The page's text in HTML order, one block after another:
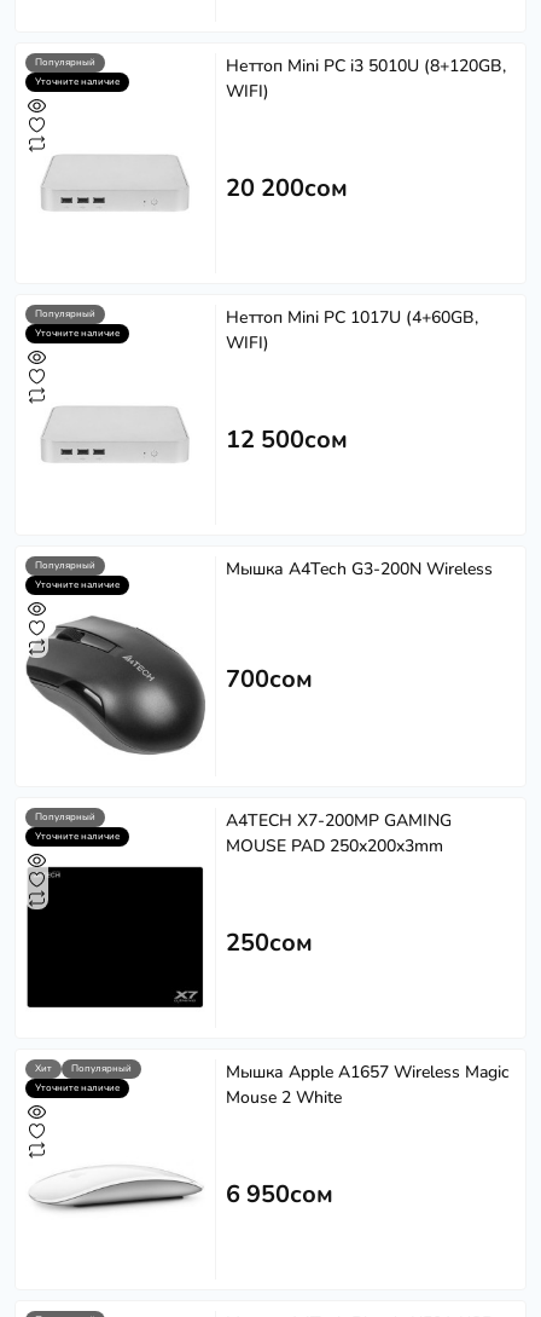
Популярный
Уточните наличие
Неттоп Mini PC i3 5010U (8+120GB,
WIFI)
20 200сом
Популярный
Уточните наличие
Неттоп Mini PC 1017U (4+60GB,
WIFI)
12 500сом
Популярный
Уточните наличие
Мышка A4Tech G3-200N Wireless
700сом
Популярный
Уточните наличие
A4TECH X7-200MP GAMING
MOUSE PAD 250x200x3mm
250сом
Хит
Популярный
Уточните наличие
Мышка Apple A1657 Wireless Magic
Mouse 2 White
6 950сом